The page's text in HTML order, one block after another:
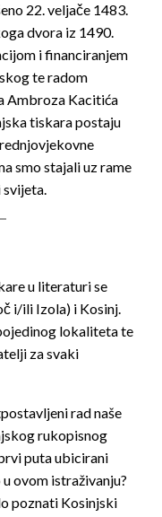
22. veljače 1483.
dvora iz 1490.
i financiranjem
te radom
Ambroza Kacitića
tiskara postaju
smo stajali uz rame
svijeta.
u literaturi se
i/ili Izola) i Kosinj.
lokaliteta te
za svaki
rad naše
rukopisnog
puta ubicirani
ovom istraživanju?
poznati Kosinjski